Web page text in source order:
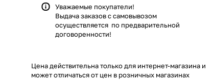
Уважаемые покупатели!
Выдача заказов с самовывозом
осуществляется по предварительной
договоренности!
Цена действительна только для интернет-магазина и
может отличаться от цен в розничных магазинах